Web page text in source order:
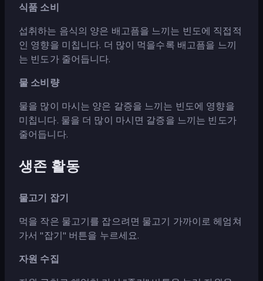
식품 소비
섭취하는 음식의 양은 배고픔을 느끼는 빈도에 직접적
인 영향을 미칩니다. 더 많이 먹을수록 배고픔을 느끼
는 빈도가 줄어듭니다.
물 소비량
물을 많이 마시는 양은 갈증을 느끼는 빈도에 영향을
미칩니다. 물을 더 많이 마시면 갈증을 느끼는 빈도가
줄어듭니다.
생존 활동
물고기 잡기
먹을 작은 물고기를 잡으려면 물고기 가까이로 헤엄쳐
가서 "잡기" 버튼을 누르세요.
자원 수집